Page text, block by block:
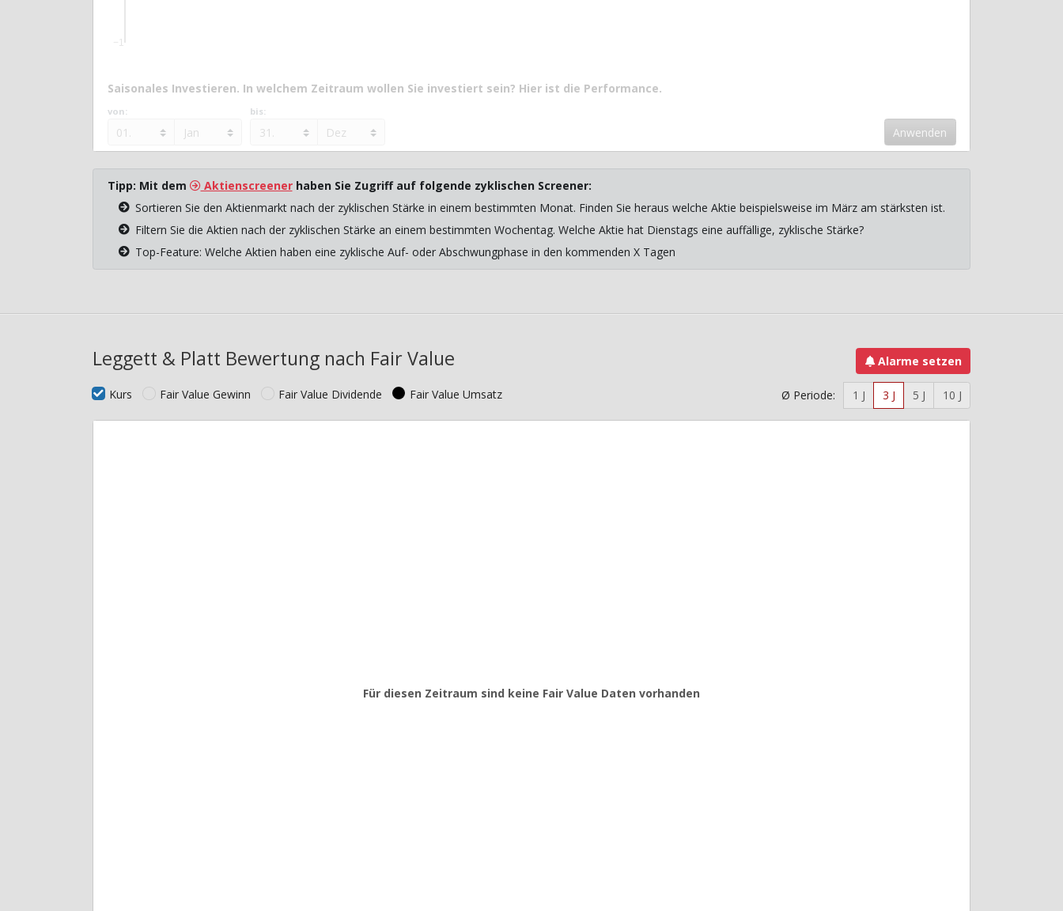
−1
Saisonales Investieren. In welchem Zeitraum wollen Sie investiert sein? Hier ist die Performance.
von: bis:
Tipp: Mit dem Aktienscreenerhaben Sie Zugriff auf folgende zyklischen Screener:
Sortieren Sie den Aktienmarkt nach der zyklischen Stärke in einem bestimmten Monat. Finden Sie heraus welche Aktie beispielsweise im März am stärksten ist.
Filtern Sie die Aktien nach der zyklischen Stärke an einem bestimmten Wochentag. Welche Aktie hat Dienstags eine auffällige, zyklische Stärke?
Top-Feature: Welche Aktien haben eine zyklische Auf- oder Abschwungphase in den kommenden X Tagen
Leggett & Platt Bewertung nach Fair Value Alarme setzen
Kurs Fair Value Gewinn Fair Value Dividende Fair Value Umsatz Ø Periode: 1 J 3 J 5 J 10 J
Für diesen Zeitraum sind keine Fair Value Daten vorhanden